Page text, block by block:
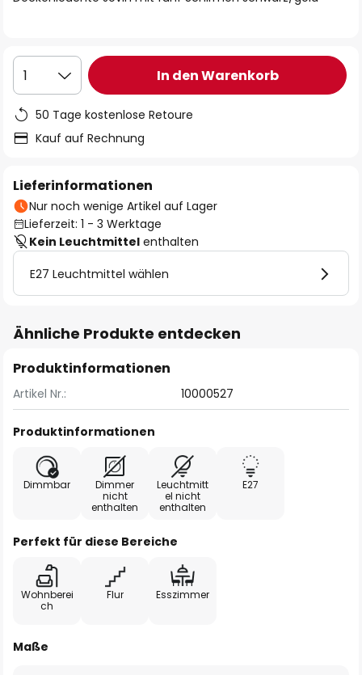
1 In den Warenkorb
50 Tage kostenlose Retoure
Kauf auf Rechnung
Lieferinformationen
Nur noch wenige Artikel auf Lager
Lieferzeit: 1 - 3 Werktage
Kein Leuchtmittel enthalten
E27 Leuchtmittel wählen
Ähnliche Produkte entdecken
Produktinformationen
Artikel Nr.: 10000527
Produktinformationen
Dimmbar
Dimmer
nicht
enthalten
Leuchtmitt
el nicht
enthalten
E27
Perfekt für diese Bereiche
Wohnberei
ch
Flur Esszimmer
Maße